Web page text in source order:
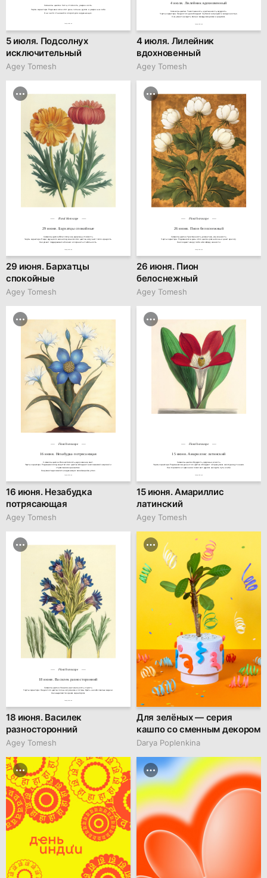
Символы цветка: Сила, стойкость, уверенность.
Черты характера: Родившиеся в этот день сильны духом и уверены в себе.
Они часто становятся опорой для окружающих.
5 июля. Подсолнух
исключительный
Agey Tomesh
4 июля. Лилейник вдохновенный
Символы цветка: Таинственность, чувственность, мудрость.
Черты характера: Люди этого дня обладают глубокой интуицией и загадочностью.
Они умеют находить баланс между эмоциями и разумом.
family.kiiids.art
4 июля. Лилейник
вдохновенный
Agey Tomesh
Floral Horoscope
29 июня. Бархатцы спокойные
Символы цветка: Благополучие, здоровье, стойкость.
Черты характера: Люди, идущие по жизни под знаком этих цветов, излучают тепло и радость.
Они умеют поддерживать близких и сохранять стабильность.
family.kiiids.art
29 июня. Бархатцы
спокойные
Agey Tomesh
Floral horoscope
26 июня. Пион белоснежный
Символы цветка: Чувственность, романтика, изысканность.
Черты характера: Родившиеся в день этого цветка романтичны и ценят красоту.
Они создают вокруг себя атмосферу нежности.
family.kiiids.art
26 июня. Пион
белоснежный
Agey Tomesh
Floral horoscope
16 июня. Незабудка потрясающая
Символы цветка: Жизнестойкость, вдохновение, свет.
Черты характера: Родившиеся под защитой этих цветов обладают неиссякаемой энергией и
стремлением к развитию.
Они умеют вдохновлять окружающих своей верой в успех.
family.kiiids.art
16 июня. Незабудка
потрясающая
Agey Tomesh
Floral horoscope
15 июня. Амариллис латинский
Символы цветка: Мудрость, здоровье, ясность.
Черты характера: Родившиеся в день этого цветка обладают острым умом и всегда ищут знания.
Они стремятся к гармонии и помогают другим находить путь к себе.
family.kiiids.art
15 июня. Амариллис
латинский
Agey Tomesh
Floral horoscope
18 июня. Василек разносторонний
Символы цветка: Энергия, оригинальность, страсть.
Черты характера: Люди этого цветка полны энтузиазма и готовы брать на себя смелые задачи.
Они выделяются ярким характером.
family.kiiids.art
18 июня. Василек
разносторонний
Agey Tomesh
Для зелёных — серия
кашпо со сменным декором
Darya Poplenkina